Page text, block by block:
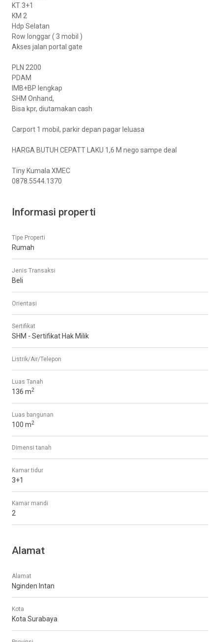
KT 3+1
KM 2
Hdp Selatan
Row longgar ( 3 mobil )
Akses jalan portal gate
PLN 2200
PDAM
IMB+BP lengkap
SHM Onhand,
Bisa kpr, diutamakan cash
Carport 1 mobil, parkir depan pagar leluasa
HARGA BUTUH CEPATT LAKU 1,6 M nego sampe deal
Tiny Kumala XMEC
0878.5544.1370
Informasi properti
Tipe Properti
Rumah
Jenis Transaksi
Beli
Orientasi
Sertifikat
SHM - Sertifikat Hak Milik
Listrik/Air/Telepon
Luas Tanah
136 m2
Luas bangunan
100 m2
Dimensi tanah
Kamar tidur
3+1
Kamar mandi
2
Alamat
Alamat
Nginden Intan
Kota
Kota Surabaya